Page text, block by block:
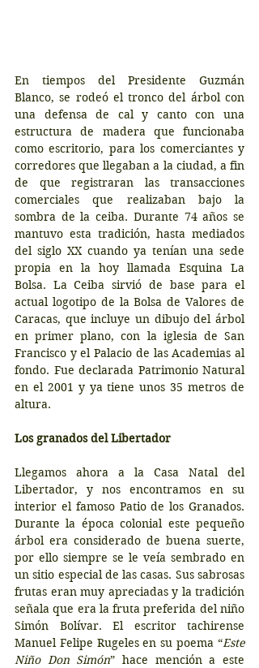
En tiempos del Presidente Guzmán
Blanco, se rodeó el tronco del árbol con
una defensa de cal y canto con una
estructura de madera que funcionaba
como escritorio, para los comerciantes y
corredores que llegaban a la ciudad, a fin
de que registraran las transacciones
comerciales que realizaban bajo la
sombra de la ceiba. Durante 74 años se
mantuvo esta tradición, hasta mediados
del siglo XX cuando ya tenían una sede
propia en la hoy llamada Esquina La
Bolsa. La Ceiba sirvió de base para el
actual logotipo de la Bolsa de Valores de
Caracas, que incluye un dibujo del árbol
en primer plano, con la iglesia de San
Francisco y el Palacio de las Academias al
fondo. Fue declarada Patrimonio Natural
en el 2001 y ya tiene unos 35 metros de
altura.
Los granados del Libertador
Llegamos ahora a la Casa Natal del
Libertador, y nos encontramos en su
interior el famoso Patio de los Granados.
Durante la época colonial este pequeño
árbol era considerado de buena suerte,
por ello siempre se le veía sembrado en
un sitio especial de las casas. Sus sabrosas
frutas eran muy apreciadas y la tradición
señala que era la fruta preferida del niño
Simón Bolívar. El escritor tachirense
Manuel Felipe Rugeles en su poema “Este
Niño Don Simón” hace mención a este